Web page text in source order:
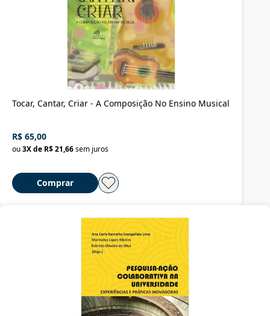
Tocar, Cantar, Criar - A Composição No Ensino Musical
R$ 65,00
ou3X de R$ 21,66sem juros
Comprar